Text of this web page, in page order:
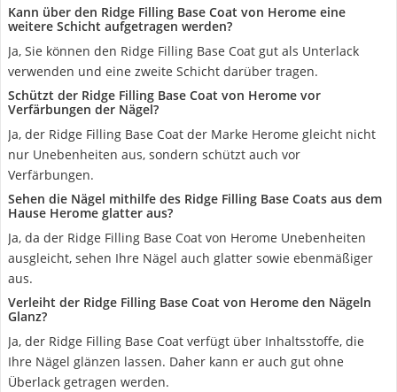
Kann über den Ridge Filling Base Coat von Herome eine
weitere Schicht aufgetragen werden?
Ja, Sie können den Ridge Filling Base Coat gut als Unterlack
verwenden und eine zweite Schicht darüber tragen.
Schützt der Ridge Filling Base Coat von Herome vor
Verfärbungen der Nägel?
Ja, der Ridge Filling Base Coat der Marke Herome gleicht nicht
nur Unebenheiten aus, sondern schützt auch vor
Verfärbungen.
Sehen die Nägel mithilfe des Ridge Filling Base Coats aus dem
Hause Herome glatter aus?
Ja, da der Ridge Filling Base Coat von Herome Unebenheiten
ausgleicht, sehen Ihre Nägel auch glatter sowie ebenmäßiger
aus.
Verleiht der Ridge Filling Base Coat von Herome den Nägeln
Glanz?
Ja, der Ridge Filling Base Coat verfügt über Inhaltsstoffe, die
Ihre Nägel glänzen lassen. Daher kann er auch gut ohne
Überlack getragen werden.